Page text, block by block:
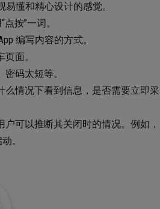
懂和精心设计的感觉。
按”一词。
编写内容的方式。
面。
码太短等。
情况下看到信息，是否需要立即采
可以推断其关闭时的情况。例如，
。